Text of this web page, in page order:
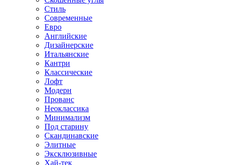
Стиль
Современные
Евро
Английские
Дизайнерские
Итальянские
Кантри
Классические
Лофт
Модерн
Прованс
Неоклассика
Минимализм
Под старину
Скандинавские
Элитные
Эксклюзивные
Хай-тек